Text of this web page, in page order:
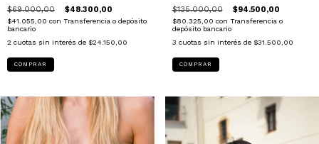
$69.000,00 $48.300,00
$41.055,00 con Transferencia o depósito
bancario
2 cuotas sin interés de $24.150,00
COMPRAR
$135.000,00 $94.500,00
$80.325,00 con Transferencia o
depósito bancario
3 cuotas sin interés de $31.500,00
COMPRAR